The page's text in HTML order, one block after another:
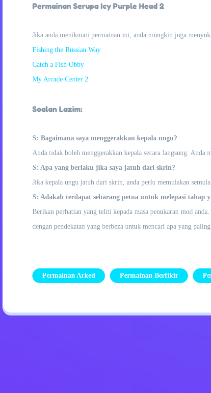
Permainan Serupa Icy Purple Head 2
Jika anda menikmati permainan ini, anda mungkin juga
Fishing the Russian Way
Catch a Fish Obby
My Arcade Center 2
Soalan Lazim:
S: Bagaimana saya menggerakkan kepala ungu?
Anda tidak boleh menggerakkan kepala secara langsung.
S: Apa yang berlaku jika saya jatuh dari skrin?
Jika kepala ungu jatuh dari skrin, anda perlu memulakan
S: Adakah terdapat sebarang petua untuk melepasi tahap
Berikan perhatian yang teliti kepada masa penukaran mod
dengan pendekatan yang berbeza untuk mencari apa yang
Permainan Arked Permainan Berfikir